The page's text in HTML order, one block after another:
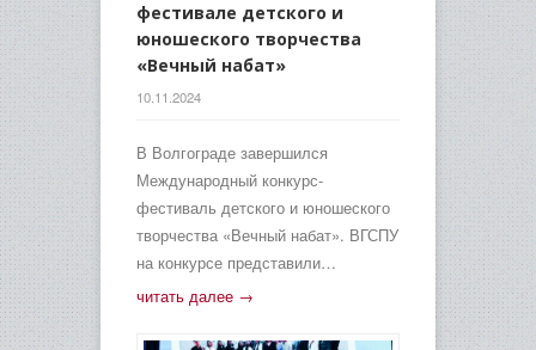
фестивале детского и
юношеского творчества
«Вечный набат»
10.11.2024
В Волгограде завершился
Международный конкурс-
фестиваль детского и юношеского
творчества «Вечный набат». ВГСПУ
на конкурсе представили…
читать далее →